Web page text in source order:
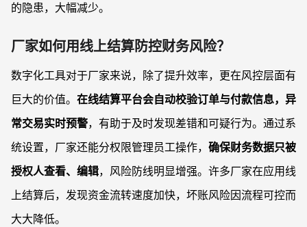
的隐患，大幅减少。
厂家如何用线上结算防控财务风险？
数字化工具对于厂家来说，除了提升效率，更在风控层面有
巨大的价值。 在线结算平台会自动校验订单与付款信息，异
常交易实时预警，有助于及时发现差错和可疑行为。通过系
统设置，厂家还能分权限管理员工操作， 确保财务数据只被
授权人查看、编辑，风险防线明显增强。许多厂家在应用线
上结算后，发现资金流转速度加快，坏账风险因流程可控而
大大降低。